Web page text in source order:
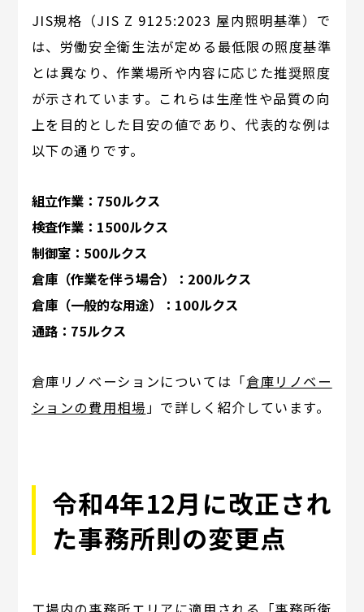
JIS規格（JIS Z 9125:2023 屋内照明基準）で
は、労働安全衛生法が定める最低限の照度基準
とは異なり、作業場所や内容に応じた推奨照度
が示されています。これらは生産性や品質の向
上を目的とした目安の値であり、代表的な例は
以下の通りです。
組立作業：750ルクス
検査作業：1500ルクス
制御室：500ルクス
倉庫（作業を伴う場合）：200ルクス
倉庫（一般的な用途）：100ルクス
通路：75ルクス
倉庫リノベーションについては「倉庫リノベー
ションの費用相場」で詳しく紹介しています。
令和4年12月に改正され
た事務所則の変更点